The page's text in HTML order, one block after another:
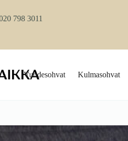
798 3011
Vuodesohvat Kulmasohvat